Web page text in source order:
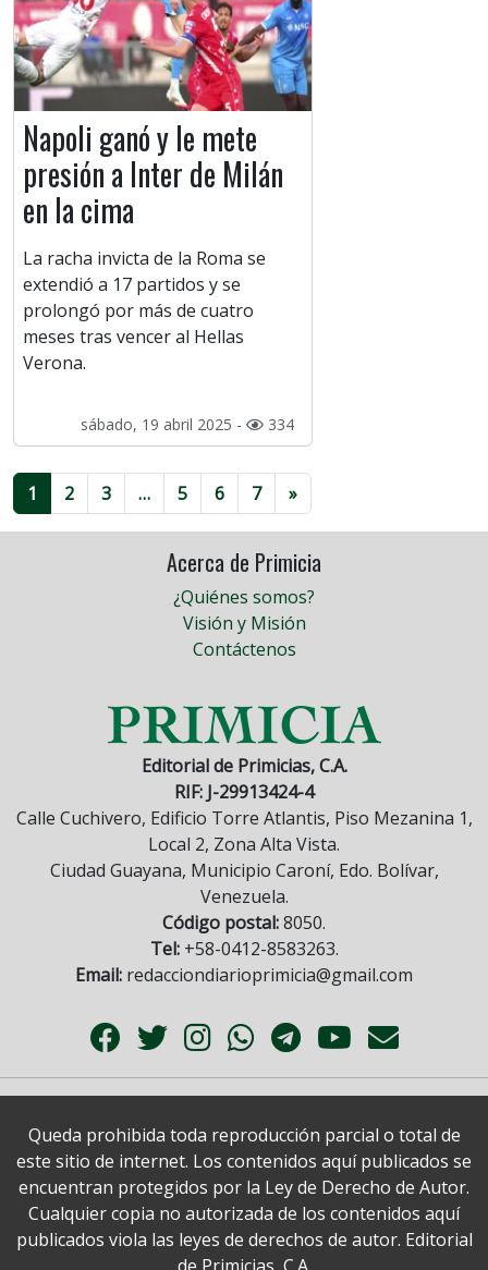
Napoli ganó y le mete
presión a Inter de Milán
en la cima
La racha invicta de la Roma se
extendió a 17 partidos y se
prolongó por más de cuatro
meses tras vencer al Hellas
Verona.
sábado, 19 abril 2025 - 334
1 2 3 … 5 6 7 »
Acerca de Primicia
¿Quiénes somos?
Visión y Misión
Contáctenos
Editorial de Primicias, C.A.
RIF: J-29913424-4
Calle Cuchivero, Edificio Torre Atlantis, Piso Mezanina 1,
Local 2, Zona Alta Vista.
Ciudad Guayana, Municipio Caroní, Edo. Bolívar,
Venezuela.
Código postal:8050.
Tel:+58-0412-8583263.
Email: redacciondiarioprimicia@gmail.com
Queda prohibida toda reproducción parcial o total de
este sitio de internet. Los contenidos aquí publicados se
encuentran protegidos por la Ley de Derecho de Autor.
Cualquier copia no autorizada de los contenidos aquí
publicados viola las leyes de derechos de autor. Editorial